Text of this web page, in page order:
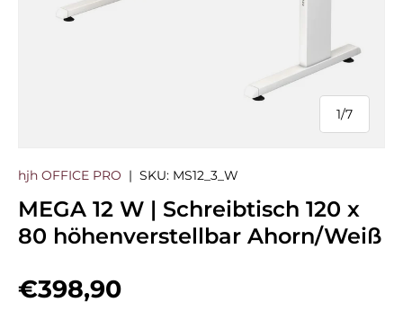
1/
von
7
hjh OFFICE PRO | SKU: MS12_3_W
MEGA 12 W | Schreibtisch 120 x
80 höhenverstellbar Ahorn/Weiß
Normaler Preis
€398,90